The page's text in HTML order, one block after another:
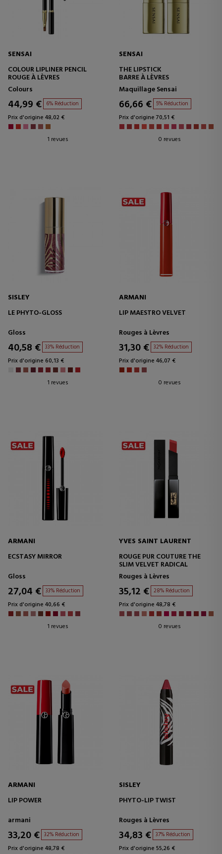
SENSAI
COLOUR LIPLINER PENCIL
ROUGE À LÈVRES
Colours
44,99 € 6% Réduction
Prix d'origine 48,02 €
1 revues
SENSAI
THE LIPSTICK
BARRE À LÈVRES
Maquillage Sensai
66,66 € 5% Réduction
Prix d'origine 70,51 €
0 revues
SISLEY
LE PHYTO-GLOSS
Gloss
40,58 € 33% Réduction
Prix d'origine 60,13 €
1 revues
ARMANI
LIP MAESTRO VELVET
Rouges à Lèvres
31,30 € 32% Réduction
Prix d'origine 46,07 €
0 revues
ARMANI
ECSTASY MIRROR
Gloss
27,04 € 33% Réduction
Prix d'origine 40,66 €
1 revues
YVES SAINT LAURENT
ROUGE PUR COUTURE THE
SLIM VELVET RADICAL
Rouges à Lèvres
35,12 € 28% Réduction
Prix d'origine 48,78 €
0 revues
ARMANI
LIP POWER
armani
33,20 € 32% Réduction
Prix d'origine 48,78 €
SISLEY
PHYTO-LIP TWIST
Rouges à Lèvres
34,83 € 37% Réduction
Prix d'origine 55,26 €